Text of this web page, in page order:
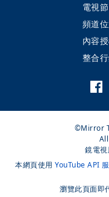
電視
頻道
內容
整合
©Mirror
鏡電
本網頁使用 YouTube API
瀏覽此頁面即